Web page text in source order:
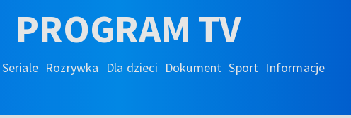
PROGRAM TV
Seriale Rozrywka Dla dzieci Dokument Sport Informacje